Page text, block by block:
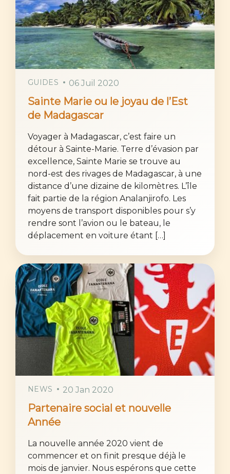
GUIDES 06 Juil 2020
Sainte Marie ou le joyau de l’Est
de Madagascar
Voyager à Madagascar, c’est faire un
détour à Sainte-Marie. Terre d’évasion par
excellence, Sainte Marie se trouve au
nord-est des rivages de Madagascar, à une
distance d’une dizaine de kilomètres. L’île
fait partie de la région Analanjirofo. Les
moyens de transport disponibles pour s’y
rendre sont l’avion ou le bateau, le
déplacement en voiture étant […]
NEWS 20 Jan 2020
Partenaire social et nouvelle
Année
La nouvelle année 2020 vient de
commencer et on finit presque déjà le
mois de janvier. Nous espérons que cette